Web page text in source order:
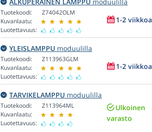
Tuotekoodi:
Kuvanlaatu:
Luotettavuus:
Z74042OLM
1-2 viikkoa
YLEISLAMPPU moduulilla
Tuotekoodi:
Kuvanlaatu:
Luotettavuus:
Z113963GLM
1-2 viikkoa
TARVIKELAMPPU moduulilla
Tuotekoodi:
Kuvanlaatu:
Luotettavuus:
Z113964ML
Ulkoinen
varasto